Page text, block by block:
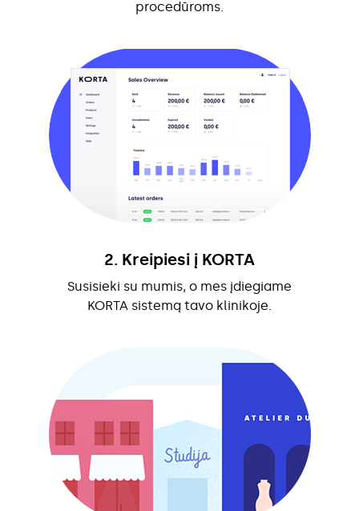
procedūroms.
2. Kreipiesi į KORTA
Susisieki su mumis, o mes įdiegiame
KORTA sistemą tavo klinikoje.